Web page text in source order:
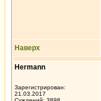
Наверх
Hermann
Зарегистрирован:
21.03.2017